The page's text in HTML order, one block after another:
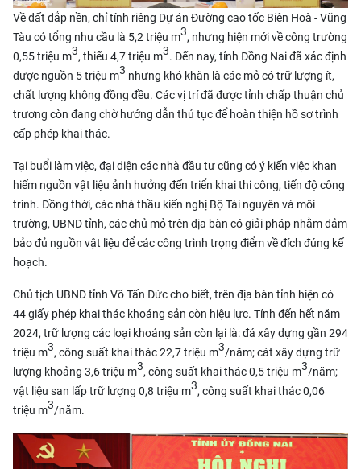
Về đất đắp nền, chỉ tính riêng Dự án Đường cao tốc Biên Hoà - Vũng
Tàu có tổng nhu cầu là 5,2 triệu m3, nhưng hiện mới về công trường
0,55 triệu m3, thiếu 4,7 triệu m3. Đến nay, tỉnh Đồng Nai đã xác định
được nguồn 5 triệu m3 nhưng khó khăn là các mỏ có trữ lượng ít,
chất lượng không đồng đều. Các vị trí đã được tỉnh chấp thuận chủ
trương còn đang chờ hướng dẫn thủ tục để hoàn thiện hồ sơ trình
cấp phép khai thác.
Tại buổi làm việc, đại diện các nhà đầu tư cũng có ý kiến việc khan
hiếm nguồn vật liệu ảnh hưởng đến triển khai thi công, tiến độ công
trình. Đồng thời, các nhà thầu kiến nghị Bộ Tài nguyên và môi
trường, UBND tỉnh, các chủ mỏ trên địa bàn có giải pháp nhằm đảm
bảo đủ nguồn vật liệu để các công trình trọng điểm về đích đúng kế
hoạch.
Chủ tịch UBND tỉnh Võ Tấn Đức cho biết, trên địa bàn tỉnh hiện có
44 giấy phép khai thác khoáng sản còn hiệu lực. Tính đến hết năm
2024, trữ lượng các loại khoáng sản còn lại là: đá xây dựng gần 294
triệu m3, công suất khai thác 22,7 triệu m3/năm; cát xây dựng trữ
lượng khoảng 3,6 triệu m3, công suất khai thác 0,5 triệu m3/năm;
vật liệu san lấp trữ lượng 0,8 triệu m3, công suất khai thác 0,06
triệu m3/năm.